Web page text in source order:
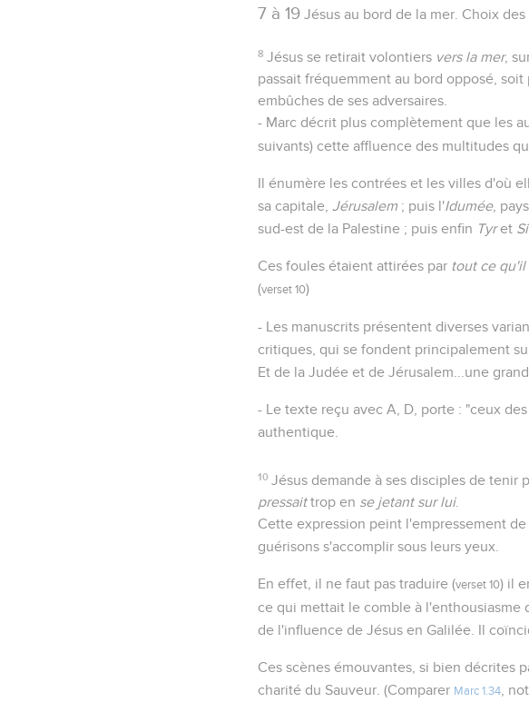
7 à 19 Jésus au bord de la mer. Choix des
8 Jésus se retirait volontiers vers la mer,
passait fréquemment au bord opposé,
embûches de ses adversaires.
- Marc décrit plus complètement que les
suivants) cette affluence des multitudes
Il énumère les contrées et les villes d'où
sa capitale, Jérusalem ; puis l'Idumée,
sud-est de la Palestine ; puis enfin Tyret
Ces foules étaient attirées par tout ce qu'il
(verset 10)
- Les manuscrits présentent diverses
critiques, qui se fondent principalement
Et de la Judée et de Jérusalem...une
- Le texte reçu avec A, D, porte : "ceux
authentique.
10 Jésus demande à ses disciples de tenir
pressaittrop en se jetant sur lui.
Cette expression peint l'empressement
guérisons s'accomplir sous leurs yeux.
En effet, il ne faut pas traduire (verset 10) il
ce qui mettait le comble à
de l'influence de Jésus en Galilée. Il
Ces scènes émouvantes, si bien décrites
charité du Sauveur. (Comparer Marc 1.34 ,